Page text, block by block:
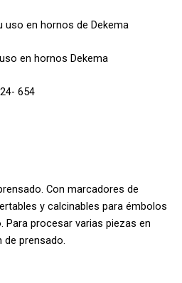
en hornos de Dekema
en hornos Dekema
654
Con marcadores de
y calcinables para émbolos
Para procesar varias piezas en
de prensado.